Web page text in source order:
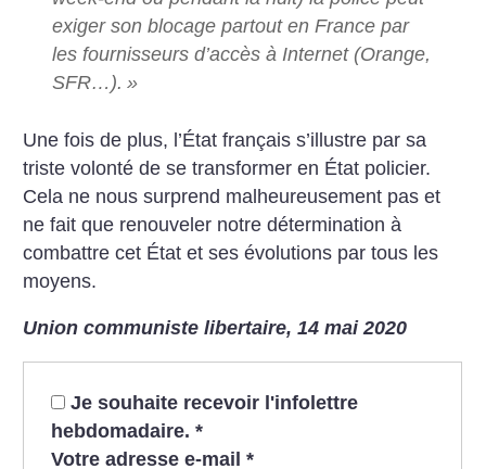
exiger son blocage partout en France par
les fournisseurs d’accès à Internet (Orange,
SFR…). »
Une fois de plus, l’État français s’illustre par sa
triste volonté de se transformer en État policier.
Cela ne nous surprend malheureusement pas et
ne fait que renouveler notre détermination à
combattre cet État et ses évolutions par tous les
moyens.
Union communiste libertaire, 14 mai 2020
Je souhaite recevoir l'infolettre
hebdomadaire. *
Votre adresse e-mail *